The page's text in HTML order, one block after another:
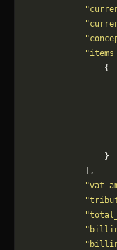
                {
                }
            ],